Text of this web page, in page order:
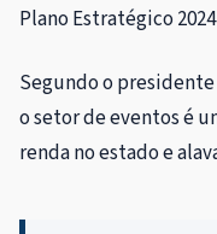
Plano Estratégico
Segundo o
o setor de eventos é
renda no estado e